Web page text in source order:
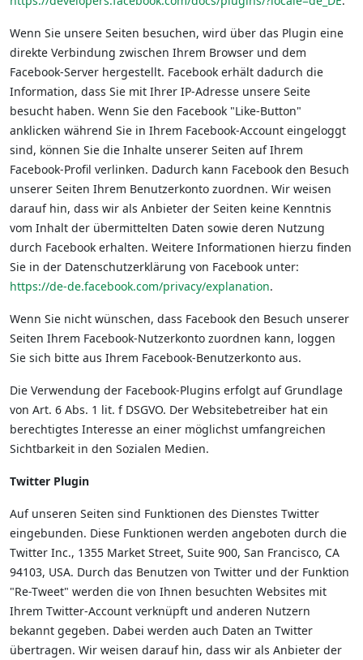
Wenn Sie unsere Seiten besuchen, wird über das Plugin eine
direkte Verbindung zwischen Ihrem Browser und dem
Facebook-Server hergestellt. Facebook erhält dadurch die
Information, dass Sie mit Ihrer IP-Adresse unsere Seite
besucht haben. Wenn Sie den Facebook "Like-Button"
anklicken während Sie in Ihrem Facebook-Account eingeloggt
sind, können Sie die Inhalte unserer Seiten auf Ihrem
Facebook-Profil verlinken. Dadurch kann Facebook den Besuch
unserer Seiten Ihrem Benutzerkonto zuordnen. Wir weisen
darauf hin, dass wir als Anbieter der Seiten keine Kenntnis
vom Inhalt der übermittelten Daten sowie deren Nutzung
durch Facebook erhalten. Weitere Informationen hierzu finden
Sie in der Datenschutzerklärung von Facebook unter:
https://de-de.facebook.com/privacy/explanation.
Wenn Sie nicht wünschen, dass Facebook den Besuch unserer
Seiten Ihrem Facebook-Nutzerkonto zuordnen kann, loggen
Sie sich bitte aus Ihrem Facebook-Benutzerkonto aus.
Die Verwendung der Facebook-Plugins erfolgt auf Grundlage
von Art. 6 Abs. 1 lit. f DSGVO. Der Websitebetreiber hat ein
berechtigtes Interesse an einer möglichst umfangreichen
Sichtbarkeit in den Sozialen Medien.
Twitter Plugin
Auf unseren Seiten sind Funktionen des Dienstes Twitter
eingebunden. Diese Funktionen werden angeboten durch die
Twitter Inc., 1355 Market Street, Suite 900, San Francisco, CA
94103, USA. Durch das Benutzen von Twitter und der Funktion
"Re-Tweet" werden die von Ihnen besuchten Websites mit
Ihrem Twitter-Account verknüpft und anderen Nutzern
bekannt gegeben. Dabei werden auch Daten an Twitter
übertragen. Wir weisen darauf hin, dass wir als Anbieter der